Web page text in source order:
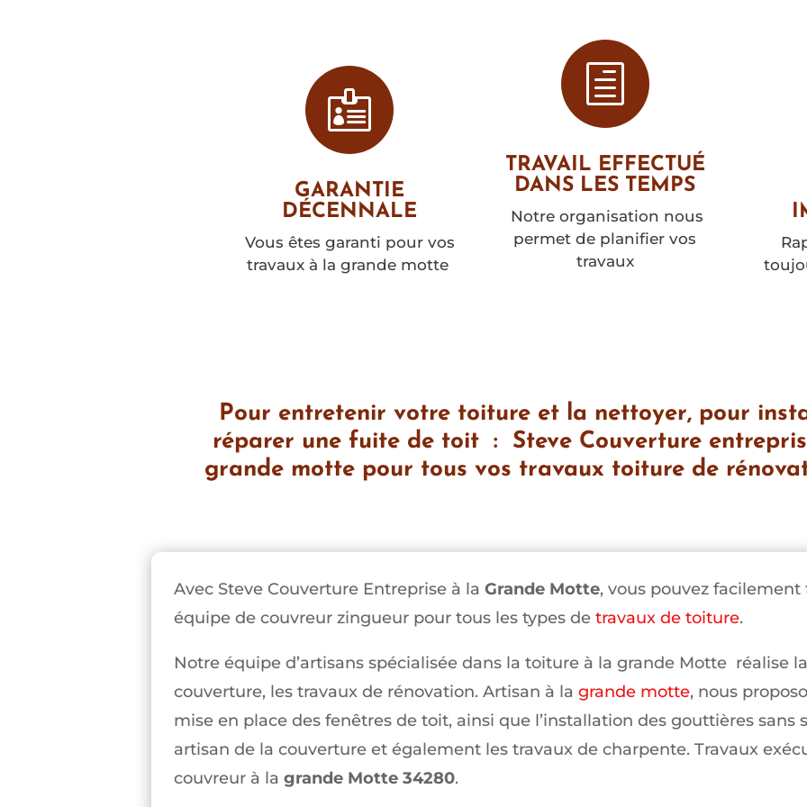

GARANTIE
DÉCENNALE
Vous êtes garanti pour vos
travaux à la grande motte
h
TRAVAIL EFFECTUÉ
DANS LES TEMPS
Notre organisation nous
permet de planifier vos
travaux
Pour entretenir votre toiture et la nettoyer, pour
réparer une fuite de toit : Steve Couverture
grande motte pour tous vos travaux toiture de
Avec Steve Couverture Entreprise à la Grande Motte, vous pouvez
équipe de couvreur zingueur pour tous les types de travaux de toiture.
Notre équipe d’artisans spécialisée dans la toiture à la grande Motte réalise
couverture, les travaux de rénovation. Artisan à la grande motte, nous
mise en place des fenêtres de toit, ainsi que l’installation des gouttières sans
artisan de la couverture et également les travaux de charpente. Travaux
couvreur à la grande Motte 34280.